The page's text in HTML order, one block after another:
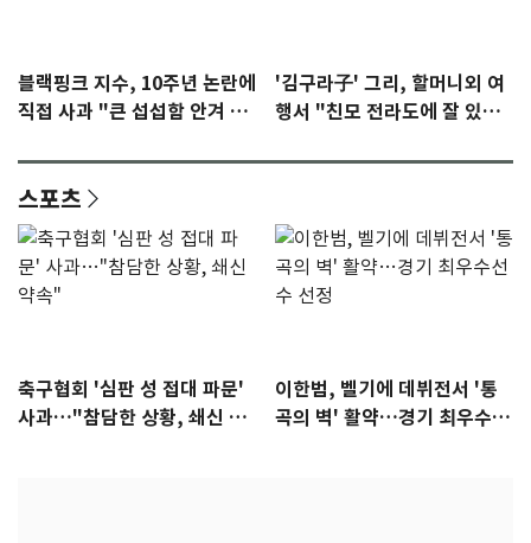
블랙핑크 지수, 10주년 논란에
직접 사과 "큰 섭섭함 안겨 미
'김구라子' 그리, 할머니외 여
행서 "친모 전라도에 잘 있
스포츠
축구협회 '심판 성 접대 파문'
사과…"참담한 상황, 쇄신 약
이한범, 벨기에 데뷔전서 '통
곡의 벽' 활약…경기 최우수선